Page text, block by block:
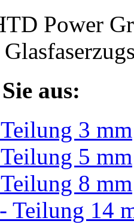
Power
aus:
3 mm
5 mm
8 mm
Teilung 14